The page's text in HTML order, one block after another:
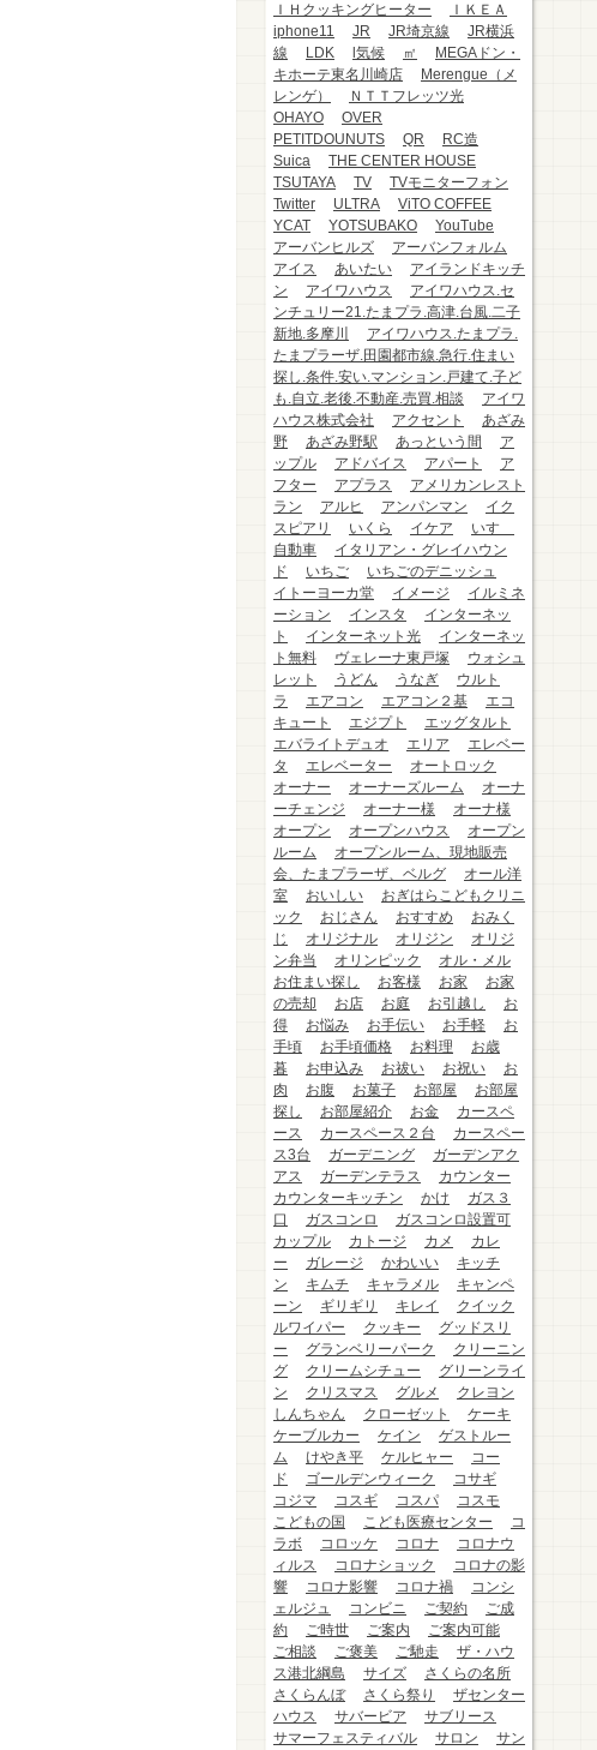
ＩＨクッキングヒーター
ＩＫＥＡ
iphone11
JR JR埼京線
JR横浜
線
LDK l気候 ㎡
MEGAドン・
キホーテ東名川崎店
Merengue（メ
レンゲ）
ＮＴＴフレッツ光
OHAYO
OVER
PETITDOUNUTS
QR
RC造
Suica
THE CENTER HOUSE
TSUTAYA
TV
TVモニターフォン
Twitter
ULTRA
ViTO COFFEE
YCAT
YOTSUBAKO
YouTube
アーバンヒルズ
アーバンフォルム
アイス
あいたい
アイランドキッチ
ン
アイワハウス
アイワハウス.セ
ンチュリー21.たまプラ.高津.台風.二子
新地.多摩川
アイワハウス.たまプラ.
たまプラーザ.田園都市線.急行.住まい
探し.条件.安い.マンション.戸建て.子ど
も.自立.老後.不動産.売買.相談
アイワ
ハウス株式会社
アクセント
あざみ
野
あざみ野駅 あっという間
ア
ップル
アドバイス アパート
ア
フター
アプラス
アメリカンレスト
ラン
アルヒ アンパンマン
イク
スピアリ
いくら イケア
いすゞ
自動車
イタリアン・グレイハウン
ド
いちご
いちごのデニッシュ
イトーヨーカ堂
イメージ
イルミネ
ーション
インスタ
インターネッ
ト
インターネット光
インターネッ
ト無料
ヴェレーナ東戸塚
ウォシュ
レット
うどん うなぎ
ウルト
ラ
エアコン エアコン２基
エコ
キュート
エジプト
エッグタルト
エバライトデュオ
エリア
エレベー
タ
エレベーター
オートロック
オーナー
オーナーズルーム
オーナ
ーチェンジ
オーナー様
オーナ様
オープン
オープンハウス
オープン
ルーム
オープンルーム、現地販売
会、たまプラーザ、ベルグ
オール洋
室
おいしい
おぎはらこどもクリニ
ック
おじさん おすすめ
おみく
じ
オリジナル オリジン
オリジ
ン弁当
オリンピック
オル・メル
お住まい探し
お客様 お家
お家
の売却
お店 お庭 お引越し
お
得
お悩み お手伝い お手軽
お
手頃
お手頃価格 お料理
お歳
暮
お申込み お祓い お祝い
お
肉
お腹 お菓子 お部屋
お部屋
探し
お部屋紹介 お金
カースペ
ース
カースペース２台
カースペー
ス3台
ガーデニング
ガーデンアク
アス
ガーデンテラス
カウンター
カウンターキッチン
かけ
ガス３
口
ガスコンロ
ガスコンロ設置可
カップル
カトージ カメ
カレ
ー
ガレージ かわいい
キッチ
ン
キムチ キャラメル
キャンペ
ーン
ギリギリ キレイ
クイック
ルワイパー
クッキー
グッドスリ
ー
グランベリーパーク
クリーニン
グ
クリームシチュー
グリーンライ
ン
クリスマス グルメ
クレヨン
しんちゃん
クローゼット
ケーキ
ケーブルカー
ケイン
ゲストルー
ム
けやき平 ケルヒャー
コー
ド
ゴールデンウィーク
コサギ
コジマ
コスギ コスパ
コスモ
こどもの国
こども医療センター
コ
ラボ
コロッケ コロナ
コロナウ
ィルス
コロナショック
コロナの影
響
コロナ影響 コロナ禍
コンシ
ェルジュ
コンビニ ご契約
ご成
約
ご時世 ご案内
ご案内可能
ご相談
ご褒美 ご馳走
ザ・ハウ
ス港北綱島
サイズ
さくらの名所
さくらんぼ
さくら祭り
ザセンター
ハウス
サバービア
サブリース
サマーフェスティバル
サロン
サン